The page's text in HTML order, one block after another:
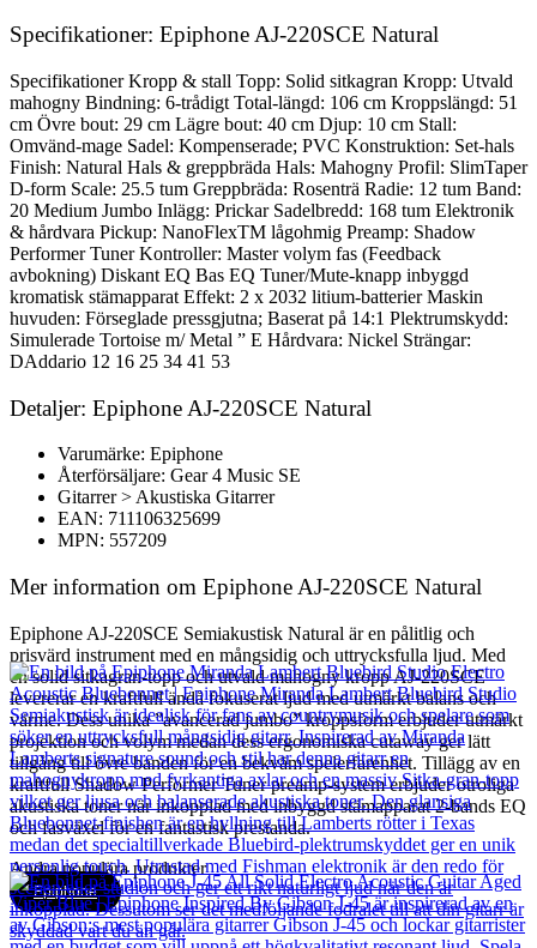
Specifikationer: Epiphone AJ-220SCE Natural
Specifikationer Kropp & stall Topp: Solid sitkagran Kropp: Utvald
mahogny Bindning: 6-trådigt Total-längd: 106 cm Kroppslängd: 51
cm Övre bout: 29 cm Lägre bout: 40 cm Djup: 10 cm Stall:
Omvänd-mage Sadel: Kompenserade; PVC Konstruktion: Set-hals
Finish: Natural Hals & greppbräda Hals: Mahogny Profil: SlimTaper
D-form Scale: 25.5 tum Greppbräda: Rosenträ Radie: 12 tum Band:
20 Medium Jumbo Inlägg: Prickar Sadelbredd: 168 tum Elektronik
& hårdvara Pickup: NanoFlexTM lågohmig Preamp: Shadow
Performer Tuner Kontroller: Master volym fas (Feedback
avbokning) Diskant EQ Bas EQ Tuner/Mute-knapp inbyggd
kromatisk stämapparat Effekt: 2 x 2032 litium-batterier Maskin
huvuden: Förseglade pressgjutna; Baserat på 14:1 Plektrumskydd:
Simulerade Tortoise m/ Metal ” E Hårdvara: Nickel Strängar:
DAddario 12 16 25 34 41 53
Detaljer: Epiphone AJ-220SCE Natural
Varumärke: Epiphone
Återförsäljare: Gear 4 Music SE
Gitarrer > Akustiska Gitarrer
EAN: 711106325699
MPN: 557209
Mer information om Epiphone AJ-220SCE Natural
Epiphone AJ-220SCE Semiakustisk Natural är en pålitlig och
prisvärd instrument med en mångsidig och uttrycksfulla ljud. Med
en solid sitkagran-topp och utvald mahogny kropp AJ-220SCE
levererar en kraftfull ändå fokuserat ljud med utmärkt balans och
värme. Dess unika ”avancerad jumbo” kroppsform erbjuder utmärkt
projektion och volym medan dess ergonomiska cutaway ger lätt
tillgång till övre banden för en bekväm spelerfarenhet. Tillägg av en
kraftfull Shadow Performer Tuner preamp-system erbjuder otroliga
akustiska toner när inkopplad med inbyggd stämapparat 2-bands EQ
och fasväxel för en fantastisk prestanda.
Andra populära produkter
Epiphone